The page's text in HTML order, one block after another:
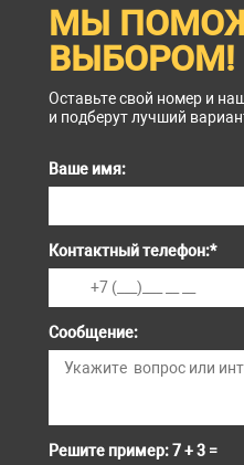
МЫ
ВЫБОРОМ!
Оставьте свой номер и
и подберут лучший
Ваше имя:
Контактный телефон:*
Сообщение:
Решите пример: 7 + 3 =